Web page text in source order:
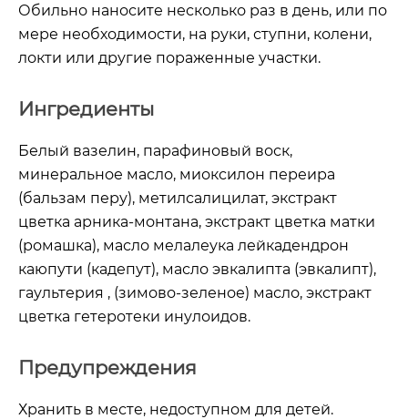
Обильно наносите несколько раз в день, или по
мере необходимости, на руки, ступни, колени,
локти или другие пораженные участки.
Ингредиенты
Белый вазелин, парафиновый воск,
минеральное масло, миоксилон переира
(бальзам перу), метилсалицилат, экстракт
цветка арника-монтана, экстракт цветка матки
(ромашка), масло мелалеука лейкадендрон
каюпути (кадепут), масло эвкалипта (эвкалипт),
гаультерия , (зимово-зеленое) масло, экстракт
цветка гетеротеки инулоидов.
Предупреждения
Хранить в месте, недоступном для детей.